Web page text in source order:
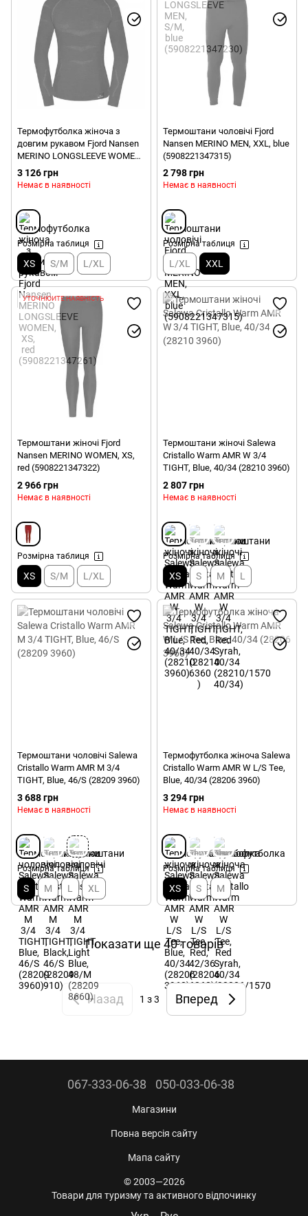
Термофутболка жіноча з
довгим рукавом Fjord Nansen
MERINO LONGSLEEVE WOMEN,
XS, red (5908221347261)
3 126 грн
Немає в наявності
Розмірна таблиця
XS S/M L/XL
Термоштани чоловічі Fjord
Nansen MERINO MEN, XXL, blue
(5908221347315)
2 798 грн
Немає в наявності
Розмірна таблиця
L/XL XXL
УТОЧНЮЙТЕ НАЯВНІСТЬ
Термоштани жіночі Fjord
Nansen MERINO WOMEN, XS,
red (5908221347322)
2 966 грн
Немає в наявності
Розмірна таблиця
XS S/M L/XL
Термоштани жіночі Salewa
Cristallo Warm AMR W 3/4
TIGHT, Blue, 40/34 (28210 3960)
2 807 грн
Немає в наявності
Розмірна таблиця
XS S M L
Термоштани чоловічі Salewa
Cristallo Warm AMR M 3/4
TIGHT, Blue, 46/S (28209 3960)
3 688 грн
Немає в наявності
Розмірна таблиця
S M L XL
Термофутболка жіноча Salewa
Cristallo Warm AMR W L/S Tee,
Blue, 40/34 (28206 3960)
3 294 грн
Немає в наявності
Розмірна таблиця
XS S M
Показати ще 40 товарів
Назад 1 з 3 Вперед
067-333-06-38 050-033-06-38
Магазини
Повна версія сайту
Мапа сайту
© 2003—2026
Товари для туризму та активного відпочинку